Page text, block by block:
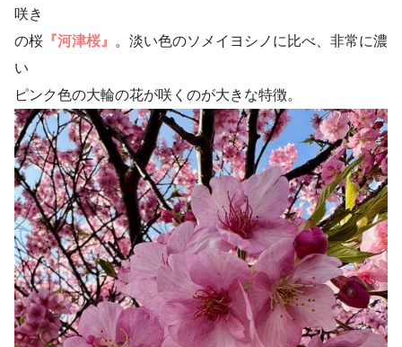
咲き
の桜 『河津桜』
。淡い色のソメイヨシノに比べ、非常に濃
い
ピンク色の大輪の花が咲くのが大きな特徴。